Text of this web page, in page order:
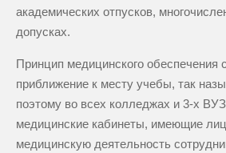
академических отпусков,
допусках.
Принцип медицинского обеспечения
приближение к месту учебы, так
поэтому во всех колледжах и 3-х
медицинские кабинеты, имеющие
медицинскую деятельность